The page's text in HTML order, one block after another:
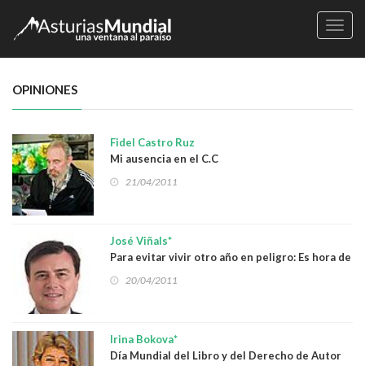
OPINIONES
Fidel Castro Ruz
Mi ausencia en el C.C
21/04/2011
José Viñals*
Para evitar vivir otro año en peligro: Es hora de
asegurar la estabilidad financiera
20/04/2011
Irina Bokova*
Día Mundial del Libro y del Derecho de Autor